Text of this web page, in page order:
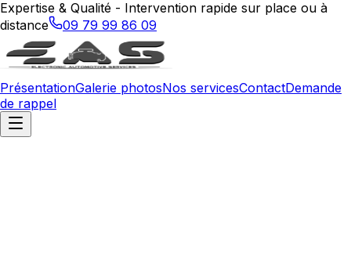
Expertise & Qualité - Intervention rapide sur place ou à
distance
09 79 99 86 09
PrésentationGalerie photosNos servicesContactDemande
de rappel